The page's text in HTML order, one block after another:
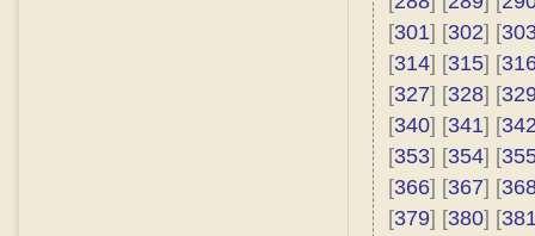
[301] [302] [
[314] [315] [
[327] [328] [
[340] [341] [
[353] [354] [
[366] [367] [
[379] [380] [